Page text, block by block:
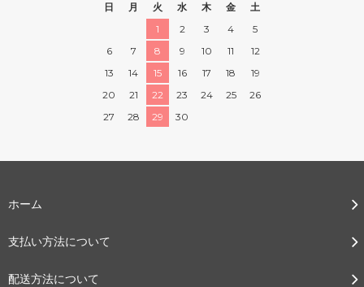
日
月 火 水 木 金
土
1
2 3 4
5
6
7 8 9 10 11
12
13
14 15 16 17 18
19
20
21 22 23 24 25
26
27
28 29 30
ホーム
支払い方法について
配送方法について